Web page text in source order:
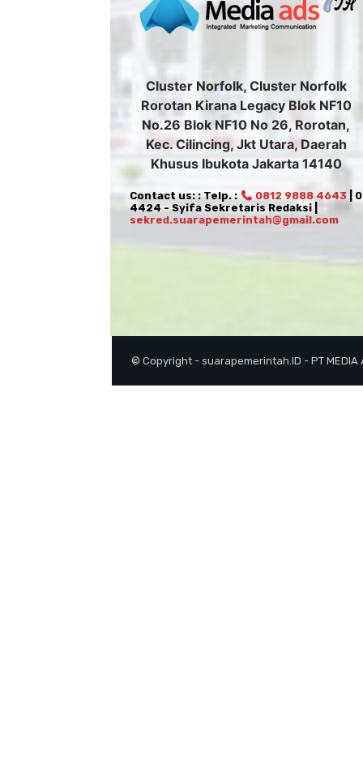
Cluster Norfolk, Cluster Norfolk
Rorotan Kirana Legacy Blok NF10
No.26 Blok NF10 No 26, Rorotan,
Kec. Cilincing, Jkt Utara, Daerah
Khusus Ibukota Jakarta 14140
Contact us: : Telp. : 0812 9888 4643 |
4424 - Syifa Sekretaris Redaksi |
sekred.suarapemerintah@gmail.com
© Copyright - suarapemerintah.ID - PT MEDIA